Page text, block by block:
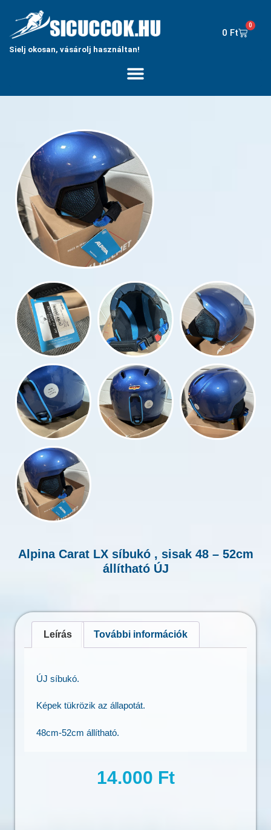
Sielj okosan, vásárolj használtan!
0 Ft
0
Alpina Carat LX síbukó , sisak 48 – 52cm
állítható ÚJ
Leírás További információk
ÚJ síbukó.
Képek tükrözik az állapotát.
48cm-52cm állítható.
14.000 Ft